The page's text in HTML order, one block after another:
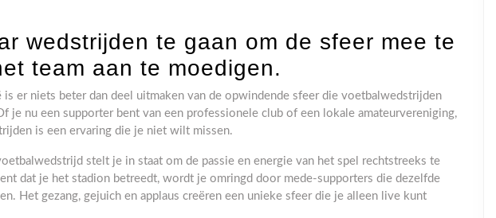
wedstrijden te gaan om de sfeer mee te
team aan te moedigen.
er niets beter dan deel uitmaken van de opwindende sfeer die voetbalwedstrijden
je nu een supporter bent van een professionele club of een lokale amateurvereniging,
is een ervaring die je niet wilt missen.
stelt je in staat om de passie en energie van het spel rechtstreeks te
dat je het stadion betreedt, wordt je omringd door mede-supporters die dezelfde
Het gezang, gejuich en applaus creëren een unieke sfeer die je alleen live kunt